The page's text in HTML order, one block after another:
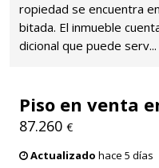
ropiedad se encuentra
bitada. El inmueble
dicional que puede serv...
Piso en venta
87.260 €
Actualizado hace 5 días